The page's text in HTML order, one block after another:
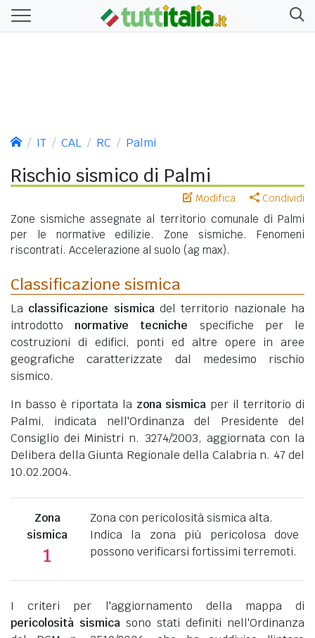
IT CAL RC Palmi
Rischio sismico di Palmi
Modifica Condividi
Zone sismiche assegnate al territorio comunale di Palmi
per le normative edilizie. Zone sismiche. Fenomeni
riscontrati. Accelerazione al suolo (ag max).
Classificazione sismica
La classificazione sismicadel territorio nazionale ha
introdotto normative tecniche specifiche per le
costruzioni di edifici, ponti ed altre opere in aree
geografiche caratterizzate dal medesimo rischio
sismico.
In basso è riportata la zona sismica per il territorio di
Palmi, indicata nell'Ordinanza del Presidente del
Consiglio dei Ministri n. 3274/2003, aggiornata con la
Delibera della Giunta Regionale della Calabria n. 47 del
10.02.2004.
Zona
sismica
1
Zona con pericolosità sismica alta.
Indica la zona più pericolosa dove
possono verificarsi fortissimi terremoti.
I criteri per l'aggiornamento della mappa di
pericolosità sismica sono stati definiti nell'Ordinanza